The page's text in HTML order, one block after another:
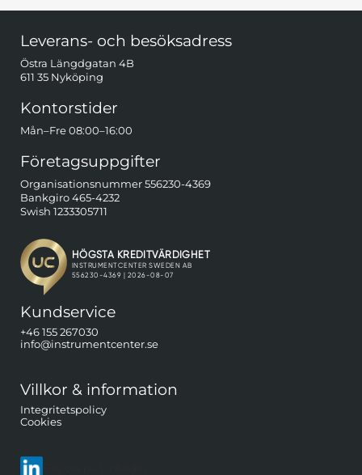
Leverans- och besöksadress
Östra Längdgatan 4B
611 35 Nyköping
Kontorstider
Mån–Fre 08:00–16:00
Företagsuppgifter
Organisationsnummer 556230-4369
Bankgiro 465-4232
Swish 1233305711
Kundservice
+46 155 267030
info@instrumentcenter.se
Villkor & information
Integritetspolicy
Cookies